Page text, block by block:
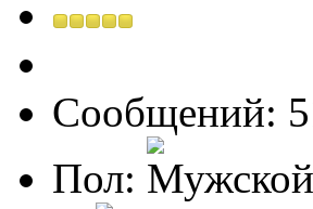
Сообщений:
Пол: